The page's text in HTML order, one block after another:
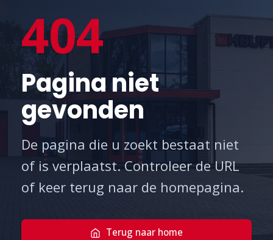
404
Pagina niet
gevonden
De pagina die u zoekt bestaat niet
of is verplaatst. Controleer de URL
of keer terug naar de homepagina.
Terug naar home